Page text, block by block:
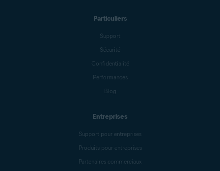
Particuliers
Support
Sécurité
Confidentialité
Performances
Blog
Entreprises
Support pour entreprises
Produits pour entreprises
Partenaires commerciaux